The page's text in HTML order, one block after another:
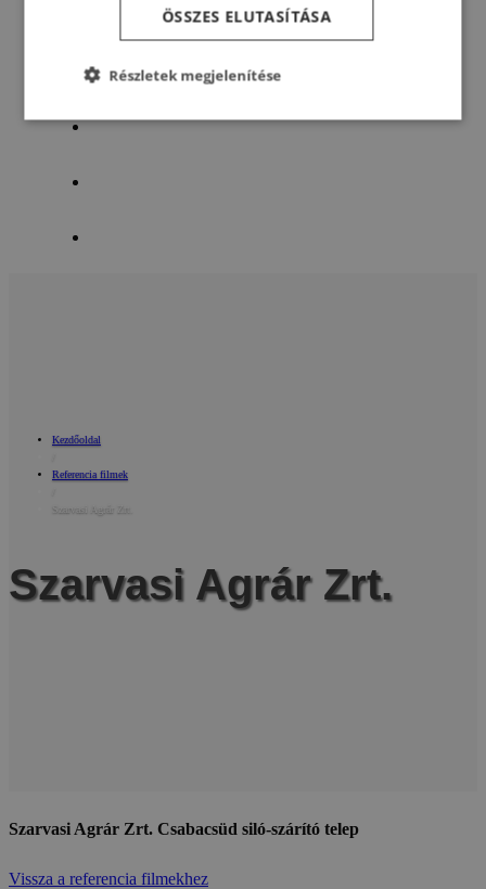
Szakmai előadások
Referencia filmek
Szakmai napok összefoglalói/egyebek
Kezdőoldal
Referencia filmek
Szarvasi Agrár Zrt.
Szarvasi Agrár Zrt.
Szarvasi Agrár Zrt. Csabacsüd siló-szárító telep
Vissza a referencia filmekhez
ÖSSZES ELUTASÍTÁSA
Részletek megjelenítése